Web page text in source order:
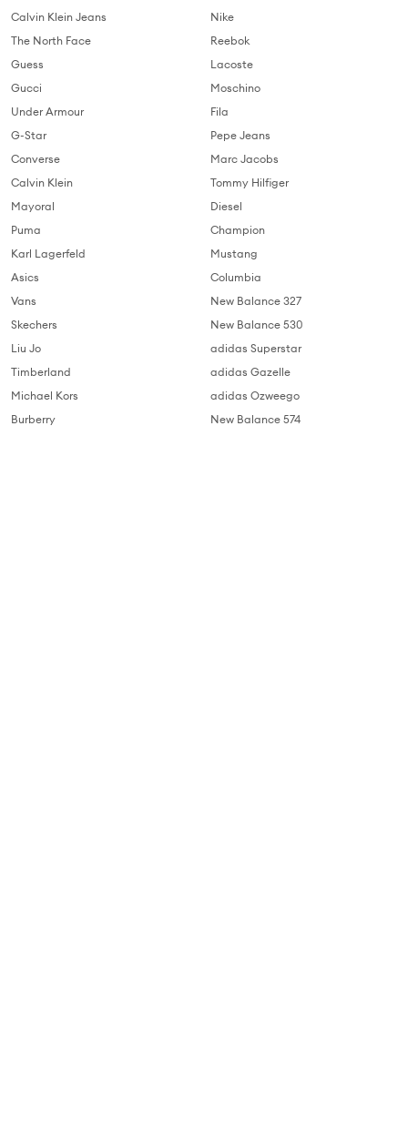
Calvin Klein Jeans
The North Face
Guess
Gucci
Under Armour
G-Star
Converse
Calvin Klein
Mayoral
Puma
Karl Lagerfeld
Asics
Vans
Skechers
Liu Jo
Timberland
Michael Kors
Burberry
Nike
Reebok
Lacoste
Moschino
Fila
Pepe Jeans
Marc Jacobs
Tommy Hilfiger
Diesel
Champion
Mustang
Columbia
New Balance 327
New Balance 530
adidas Superstar
adidas Gazelle
adidas Ozweego
New Balance 574